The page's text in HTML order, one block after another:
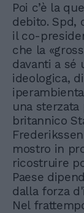
Poi c’è la
debito. Spd,
il co-
che la
davanti a sé
ideologica,
una sterzata
britannico
mostro in
ricostruire
Paese
dalla forza
Nel